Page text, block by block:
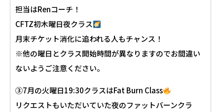
担当はRenコーチ！
CFTZ初木曜日夜クラス
月末チケット消化に追われる人もチャンス！
※他の曜日とクラス開始時間が異なりますのでお間違い
ないようご注意ください。
③7月の火曜日19:30クラスはFat Burn Class
リクエストもいただいていた夜のファットバーンクラ